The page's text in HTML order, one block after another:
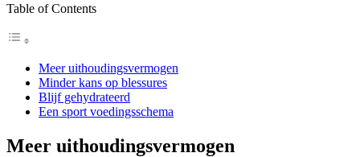
Table of Contents
Meer uithoudingsvermogen
Minder kans op blessures
Blijf gehydrateerd
Een sport voedingsschema
Meer uithoudingsvermogen